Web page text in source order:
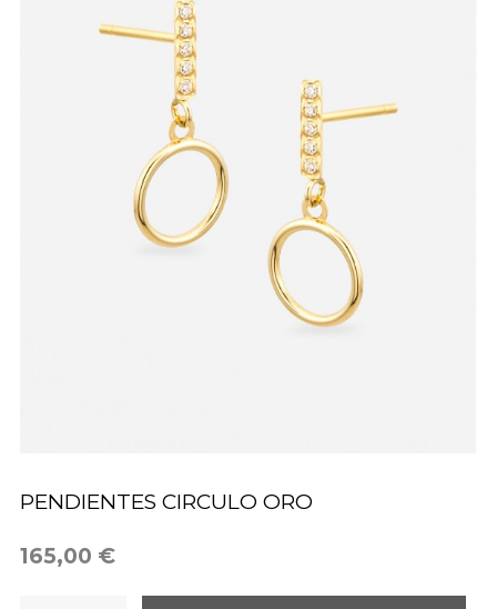
PENDIENTES CIRCULO ORO
165,00 €